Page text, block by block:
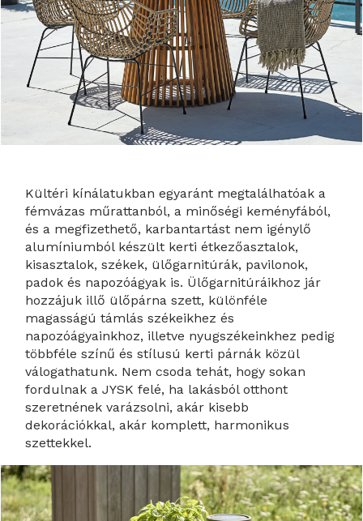
Kültéri kínálatukban egyaránt megtalálhatóak a
fémvázas műrattanból, a minőségi keményfából,
és a megfizethető, karbantartást nem igénylő
alumíniumból készült kerti étkezőasztalok,
kisasztalok, székek, ülőgarnitúrák, pavilonok,
padok és napozóágyak is. Ülőgarnitúráikhoz jár
hozzájuk illő ülőpárna szett, különféle
magasságú támlás székeikhez és
napozóágyainkhoz, illetve nyugszékeinkhez pedig
többféle színű és stílusú kerti párnák közül
válogathatunk. Nem csoda tehát, hogy sokan
fordulnak a JYSK felé, ha lakásból otthont
szeretnének varázsolni, akár kisebb
dekorációkkal, akár komplett, harmonikus
szettekkel.